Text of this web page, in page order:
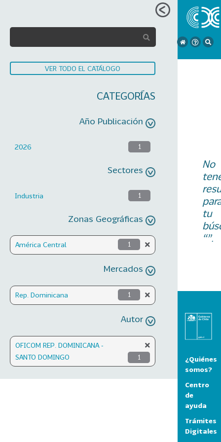
VER TODO EL CATÁLOGO
CATEGORÍAS
Año Publicación
2026 1
Sectores
Industria 1
Zonas Geográficas
América Central 1
Mercados
Rep. Dominicana 1
Autor
OFICOM REP. DOMINICANA -
SANTO DOMINGO
1
No
tu
“”.
¿Quiénes
somos?
Centro
de
ayuda
Trámites
Digitales